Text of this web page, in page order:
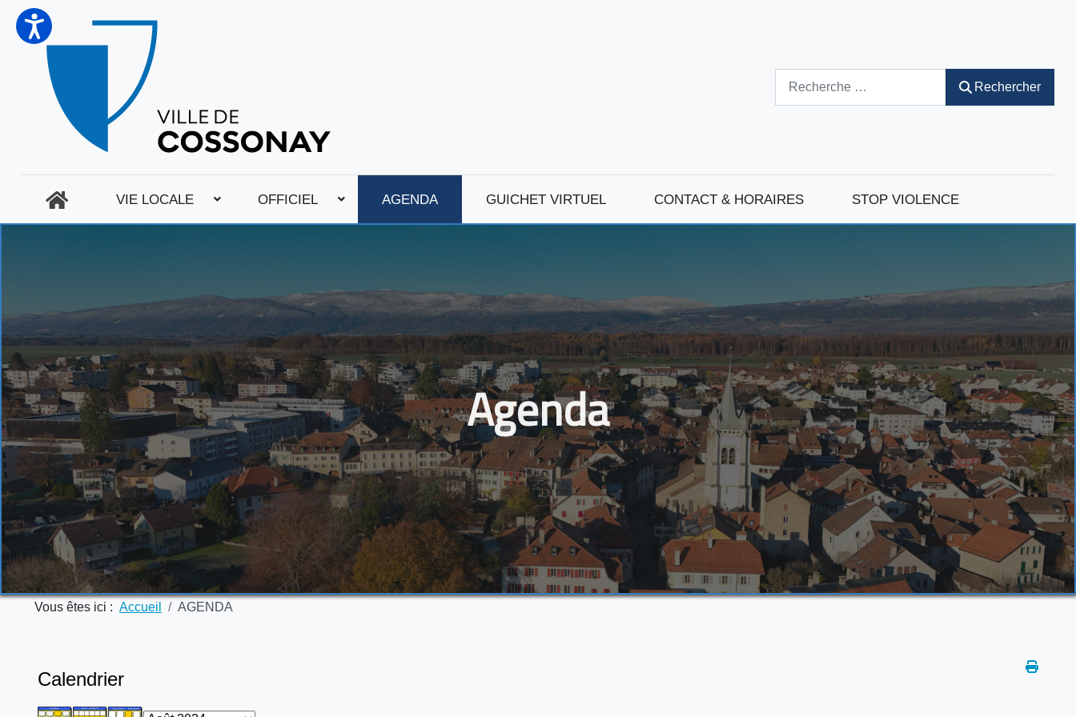
Rechercher
VIE LOCALE OFFICIEL AGENDA GUICHET VIRTUEL CONTACT & HORAIRES STOP VIOLENCE
Agenda
Vous êtes ici : Accueil AGENDA
Calendrier